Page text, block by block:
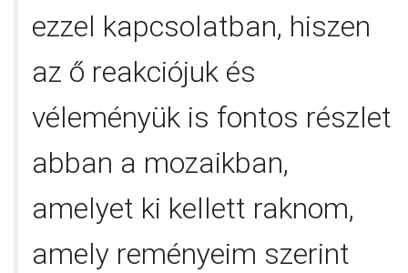
ezzel kapcsolatban, hiszen
az ő reakciójuk és
véleményük is fontos részlet
abban a mozaikban,
amelyet ki kellett raknom,
amely reményeim szerint